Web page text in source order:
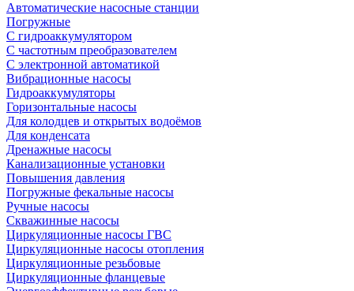
Автоматические насосные станции
Погружные
С гидроаккумулятором
С частотным преобразователем
С электронной автоматикой
Вибрационные насосы
Гидроаккумуляторы
Горизонтальные насосы
Для колодцев и открытых водоёмов
Для конденсата
Дренажные насосы
Канализационные установки
Повышения давления
Погружные фекальные насосы
Ручные насосы
Скважинные насосы
Циркуляционные насосы ГВС
Циркуляционные насосы отопления
Циркуляционные резьбовые
Циркуляционные фланцевые